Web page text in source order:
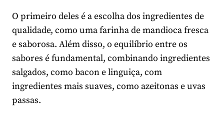
O primeiro deles é a escolha dos ingredientes de
qualidade, como uma farinha de mandioca fresca
e saborosa. Além disso, o equilíbrio entre os
sabores é fundamental, combinando ingredientes
salgados, como bacon e linguiça, com
ingredientes mais suaves, como azeitonas e uvas
passas.